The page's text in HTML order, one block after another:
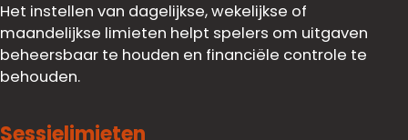
Het instellen van dagelijkse, wekelijkse of
maandelijkse limieten helpt spelers om uitgaven
beheersbaar te houden en financiële controle te
behouden.
Sessielimieten